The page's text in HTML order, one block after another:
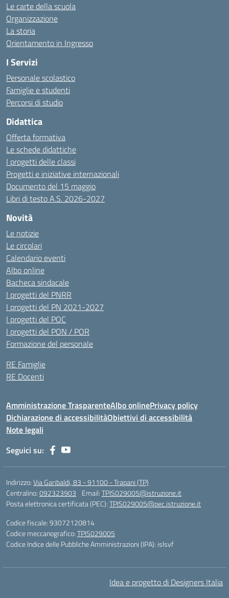
Le carte della scuola
Organizzazione
La storia
Orientamento in Ingresso
I Servizi
Personale scolastico
Famiglie e studenti
Percorsi di studio
Didattica
Offerta formativa
Le schede didattiche
I progetti delle classi
Progetti e iniziative internazionali
Documento del 15 maggio
Libri di testo A.S. 2026-2027
Novità
Le notizie
Le circolari
Calendario eventi
Albo online
Bacheca sindacale
I progetti del PNRR
I progetti del PN 2021-2027
I progetti del POC
I progetti del PON / POR
Formazione del personale
RE Famiglie
RE Docenti
Amministrazione TrasparenteAlbo onlinePrivacy policy
Dichiarazione di accessibilitàObiettivi di accessibilità
Note legali
Seguici su:
Indirizzo:Via Garibaldi, 83 - 91100 - Trapani (TP)
Centralino:092323903 Email:TPIS029005@istruzione.it
Posta elettronica certificata (PEC):TPIS029005@pec.istruzione.it
Codice fiscale: 93072120814
Codice meccanografico:TPIS029005
Codice Indice delle Pubbliche Amministrazioni (IPA): islsvf
Idea e progetto di Designers Italia